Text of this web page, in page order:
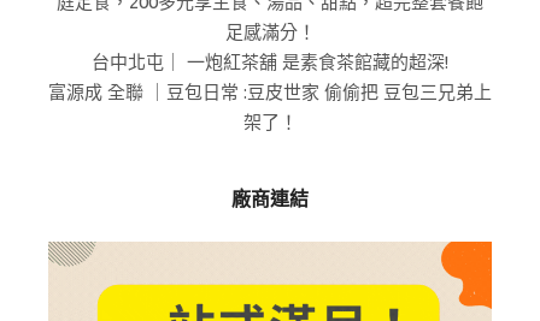
足感滿分！
台中北屯｜ 一炮紅茶舖 是素食茶館藏的超深!
富源成 全聯 ｜豆包日常 :豆皮世家 偷偷把 豆包三兄弟上
架了！
廠商連結